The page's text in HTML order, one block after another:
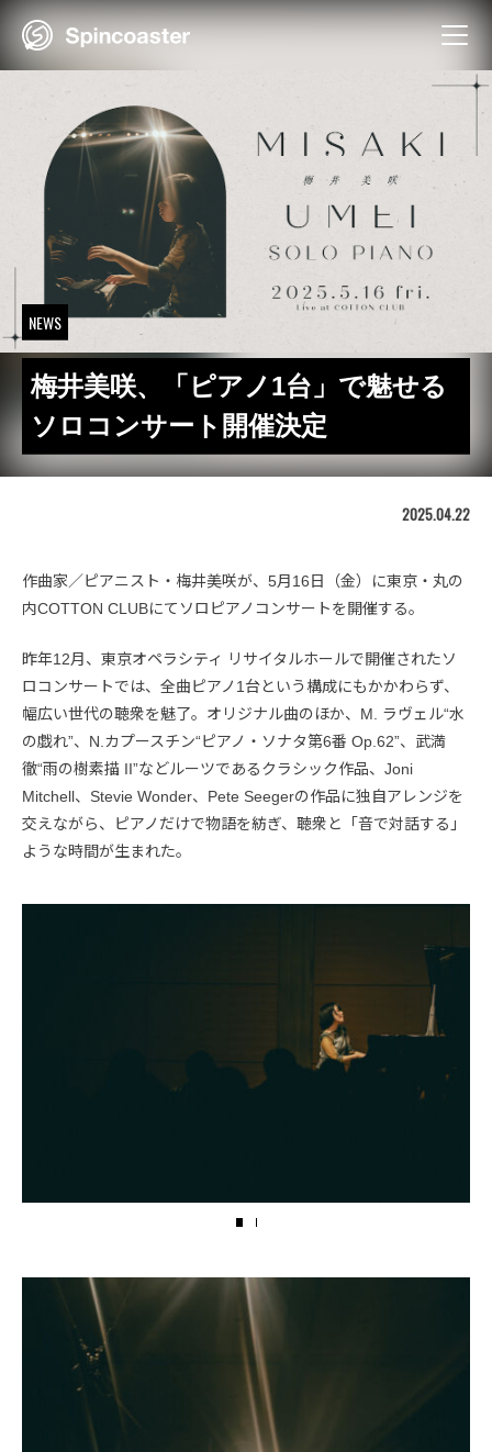
Skip
NEWS
梅井美咲、「ピアノ1台」で魅せる
ソロコンサート開催決定
2025.04.22
作曲家／ピアニスト・梅井美咲が、5月16日（金）に東京・丸の
内COTTON CLUBにてソロピアノコンサートを開催する。
昨年12月、東京オペラシティ リサイタルホールで開催されたソ
ロコンサートでは、全曲ピアノ1台という構成にもかかわらず、
幅広い世代の聴衆を魅了。オリジナル曲のほか、M. ラヴェル“水
の戯れ”、N.カプースチン“ピアノ・ソナタ第6番 Op.62”、武満
徹“雨の樹素描 II”などルーツであるクラシック作品、Joni
Mitchell、Stevie Wonder、Pete Seegerの作品に独自アレンジを
交えながら、ピアノだけで物語を紡ぎ、聴衆と「音で対話する」
ような時間が生まれた。